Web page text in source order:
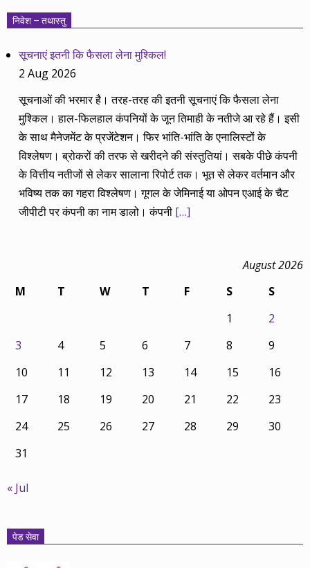
निवेश – तथास्तु
सूचनाएं इतनी कि फैसला लेना मुश्किल!
2 Aug 2026
सूचनाओं की भरमार है। तरह-तरह की इतनी सूचनाएं कि फैसला लेना
मुश्किल। हाल-फिलहाल कंपनियों के जून तिमाही के नतीजे आ रहे हैं। इसी
के साथ मैनेजमेंट के प्रजेंटेशन। फिर भांति-भांति के एनालिस्टों के
विश्लेषण। ब्रोकरों की तरफ से खरीदने की संस्तुतियां। सबके पीछे कंपनी
के वित्तीय नतीजों से लेकर सालाना रिपोर्ट तक। भूत से लेकर वर्तमान और
भविष्य तक का गहरा विश्लेषण। गूगल के जेमिनाई या ओपन एआई के चैट
जीपीटी पर कंपनी का नाम डालो। कंपनी […]
August 2026
M
T W T F S
S
1
2
3
4 5 6 7 8
9
10
11 12 13 14 15
16
17
18 19 20 21 22
23
24
25 26 27 28 29
30
31
« Jul
पेड सेवा